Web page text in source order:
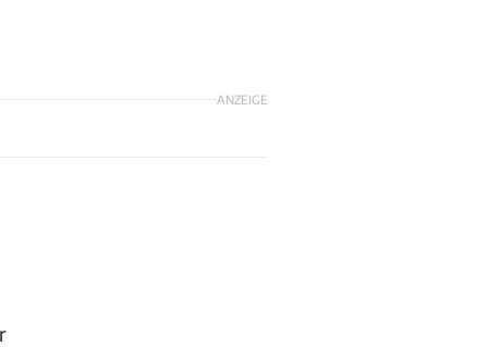
ANZEIGE